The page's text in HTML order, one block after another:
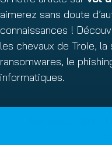
aimerez sans doute
connaissances !
les chevaux de Troie,
ransomwares, le
informatiques.